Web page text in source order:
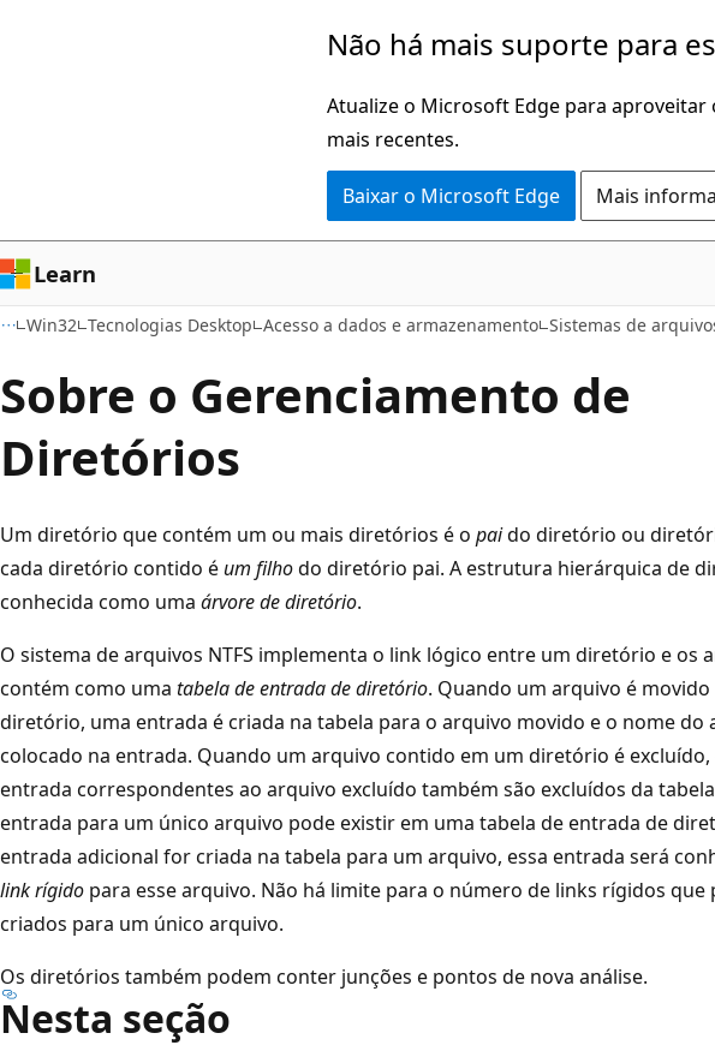
Não há mais suporte para
Atualize o Microsoft Edge para
mais recentes.
Baixar o Microsoft Edge Mais
Learn
Win32 Tecnologias Desktop Acesso a dados e armazenamento Sistemas de
Sobre o Gerenciamento de
Diretórios
Um diretório que contém um ou mais diretórios é o paido diretório ou
cada diretório contido é um filhodo diretório pai. A estrutura hierárquica de
conhecida como uma árvore de diretório.
O sistema de arquivos NTFS implementa o link lógico entre um diretório e os
contém como uma tabela de entrada de diretório. Quando um arquivo é
diretório, uma entrada é criada na tabela para o arquivo movido e o nome do
colocado na entrada. Quando um arquivo contido em um diretório é excluído,
entrada correspondentes ao arquivo excluído também são excluídos da
entrada para um único arquivo pode existir em uma tabela de entrada de
entrada adicional for criada na tabela para um arquivo, essa entrada será
link rígido para esse arquivo. Não há limite para o número de links rígidos que
criados para um único arquivo.
Os diretórios também podem conter junções e pontos de nova análise.
Nesta seção